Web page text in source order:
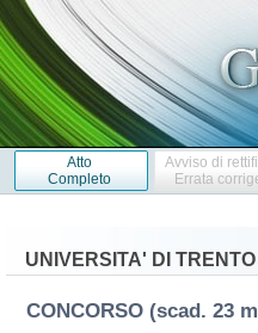
Atto
Completo
Avviso di
Errata
UNIVERSITA' DI TRENTO
CONCORSO (scad. 23